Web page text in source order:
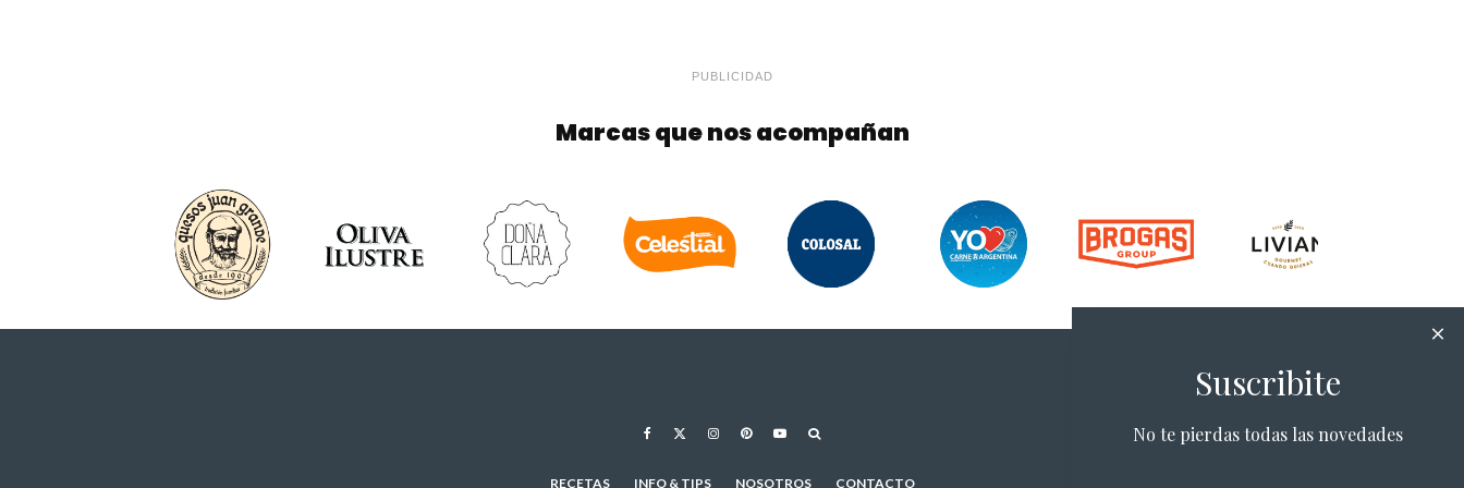
PUBLICIDAD
Marcas que nos acompañan
RECETAS INFO & TIPS NOSOTROS CONTACTO
Suscribite
No te pierdas todas las novedades